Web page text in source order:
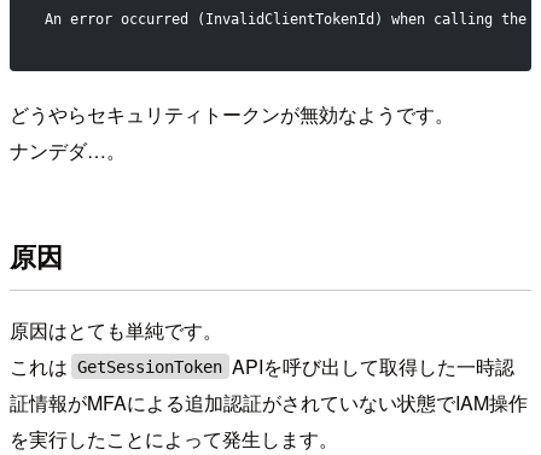
An error occurred (InvalidClientTokenId) when calling
どうやらセキュリティトークンが無効なようです。
ナンデダ…。
原因
原因はとても単純です。
これは GetSessionToken APIを呼び出して取得した一時認
証情報がMFAによる追加認証がされていない状態でIAM操作
を実行したことによって発生します。